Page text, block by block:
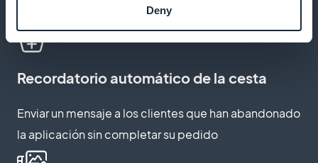
Deny
Recordatorio automático de la cesta
Enviar un mensaje a los clientes que han abandonado
la aplicación sin completar su pedido